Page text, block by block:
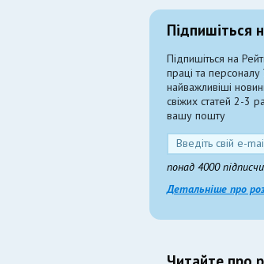
Підпишіться
Підпишіться на
праці та персоналу
найважливіші
свіжих статей 2-3
вашу пошту
понад 4000
Детальніше про